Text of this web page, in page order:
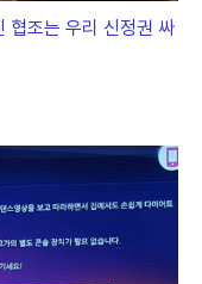
협조는 우리 신정권 싸